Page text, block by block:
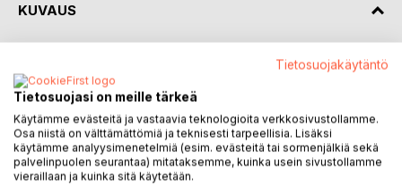
KUVAUS
Jos tämä kirja pitäisi tiivistää kahteen virkkeeseen, ne
voisivat kuulua seuraavasti: Itsensä omalla työllään
elättävien aika on ohi. Tottukaa siihen.
Näinkö tosiaan on? Kapitalismi ei ollut koskaan kaikkea
hyvää kaikille tuottava riidaton menestystarina. Työttömyys
on aina kulkenut sen mukana, siinä kuin tuotannon koneet
Tietosuojakäytäntö
Tietosuojasi on meille tärkeä
Käytämme evästeitä ja vastaavia teknologioita verkkosivustollamme.
Osa niistä on välttämättömiä ja teknisesti tarpeellisia. Lisäksi
käytämme analyysimenetelmiä (esim. evästeitä tai sormenjälkiä sekä
palvelinpuolen seurantaa) mitataksemme, kuinka usein sivustollamme
vieraillaan ja kuinka sitä käytetään.